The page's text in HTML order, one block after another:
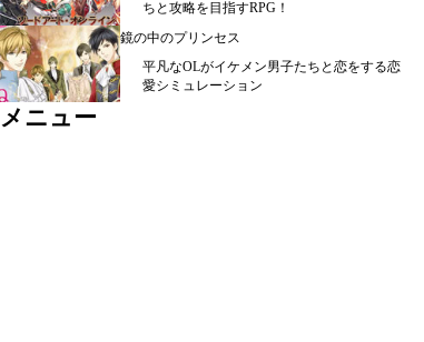
ちと攻略を目指すRPG！
鏡の中のプリンセス
平凡なOLがイケメン男子たちと恋をする恋
愛シミュレーション
メニュー